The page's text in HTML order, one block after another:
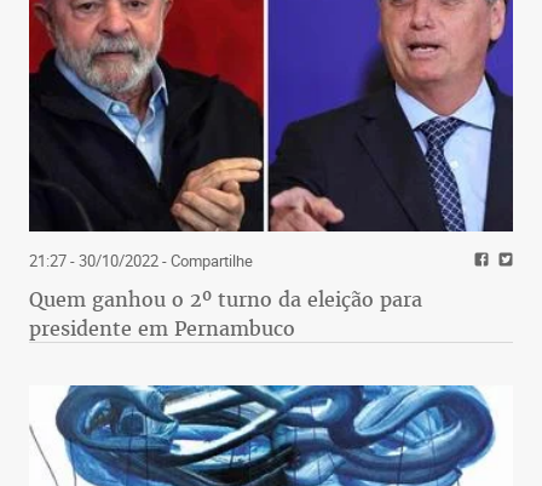
21:27 - 30/10/2022- Compartilhe
Quem ganhou o 2º turno da eleição para
presidente em Pernambuco